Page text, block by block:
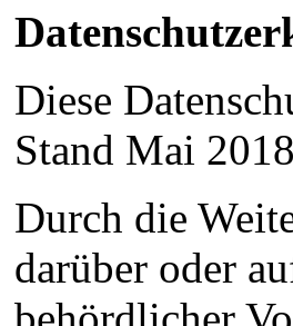
Diese
Stand Mai
Durch die
darüber oder